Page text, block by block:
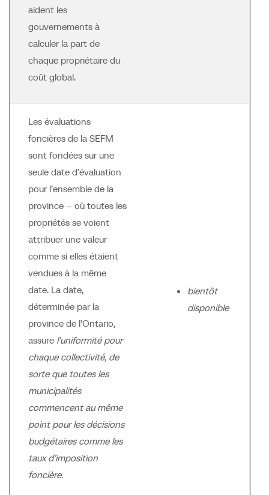
aident les
gouvernements à
calculer la part de
chaque propriétaire du
coût global.
Les évaluations
foncières de la SEFM
sont fondées sur une
seule date d’évaluation
pour l’ensemble de la
province – où toutes les
propriétés se voient
attribuer une valeur
comme si elles étaient
vendues à la même
date. La date,
déterminée par la
province de l’Ontario,
assure l’uniformité pour
chaque collectivité, de
sorte que toutes les
municipalités
commencent au même
point pour les décisions
budgétaires comme les
taux d’imposition
foncière.
bientôt
disponible